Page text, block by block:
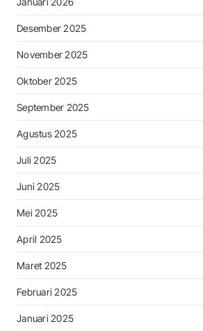
Desember 2025
November 2025
Oktober 2025
September 2025
Agustus 2025
Juli 2025
Juni 2025
Mei 2025
April 2025
Maret 2025
Februari 2025
Januari 2025